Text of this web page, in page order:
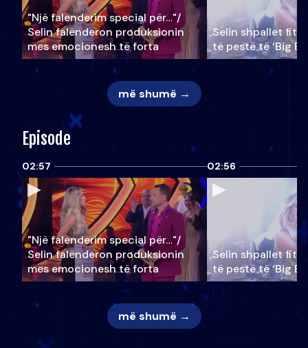
"Një falenderim special për…"/
Selin falënderon produksionin
mes emocionesh të forta
Selin shpallet
të pestë të ‘Big
më shumë →
Episode
02:57
"Një falenderim special për…"/
Selin falënderon produksionin
mes emocionesh të forta
02:56
Selin shpallet
të pestë të ‘Big
më shumë →